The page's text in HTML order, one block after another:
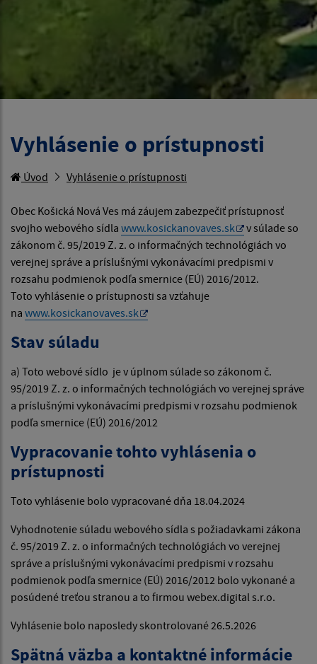
Vyhlásenie o prístupnosti
Úvod Vyhlásenie o prístupnosti
Obec Košická Nová Ves má záujem zabezpečiť prístupnosť
svojho webového sídla www.kosickanovaves.sk
v súlade so
zákonom č. 95/2019 Z. z. o informačných technológiách vo
verejnej správe a príslušnými vykonávacími predpismi v
rozsahu podmienok podľa smernice (EÚ) 2016/2012.
Toto vyhlásenie o prístupnosti sa vzťahuje
na www.kosickanovaves.sk
Stav súladu
a) Toto webové sídlo je v úplnom súlade so zákonom č.
95/2019 Z. z. o informačných technológiách vo verejnej správe
a príslušnými vykonávacími predpismi v rozsahu podmienok
podľa smernice (EÚ) 2016/2012
Vypracovanie tohto vyhlásenia o
prístupnosti
Toto vyhlásenie bolo vypracované dňa 18.04.2024
Vyhodnotenie súladu webového sídla s požiadavkami zákona
č. 95/2019 Z. z. o informačných technológiách vo verejnej
správe a príslušnými vykonávacími predpismi v rozsahu
podmienok podľa smernice (EÚ) 2016/2012 bolo vykonané a
posúdené treťou stranou a to firmou webex.digital s.r.o.
Vyhlásenie bolo naposledy skontrolované 26.5.2026
Spätná väzba a kontaktné informácie